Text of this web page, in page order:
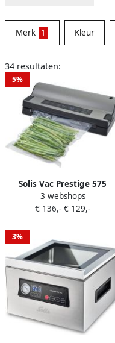
Merk 1 Kleur
34 resultaten:
5%
Solis Vac Prestige 575
Vacumeermachine
Vacuümmachine met
Slangaansluiting Vacuüm
Sealer Inclusief
Vacuumzakken en Folie
Grijs
3 webshops
€ 136,- € 129,-
3%